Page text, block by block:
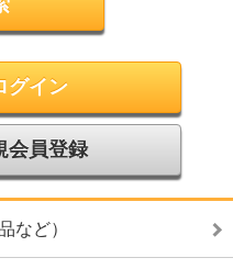
グイン
会員登録
など）